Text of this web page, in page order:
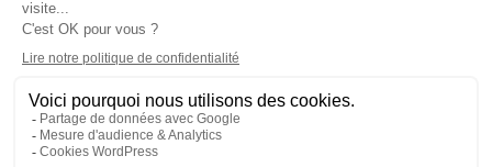
Contactez-nous-Mentions légales-CGV-Politique de
confidentialité-Gestion des cookies